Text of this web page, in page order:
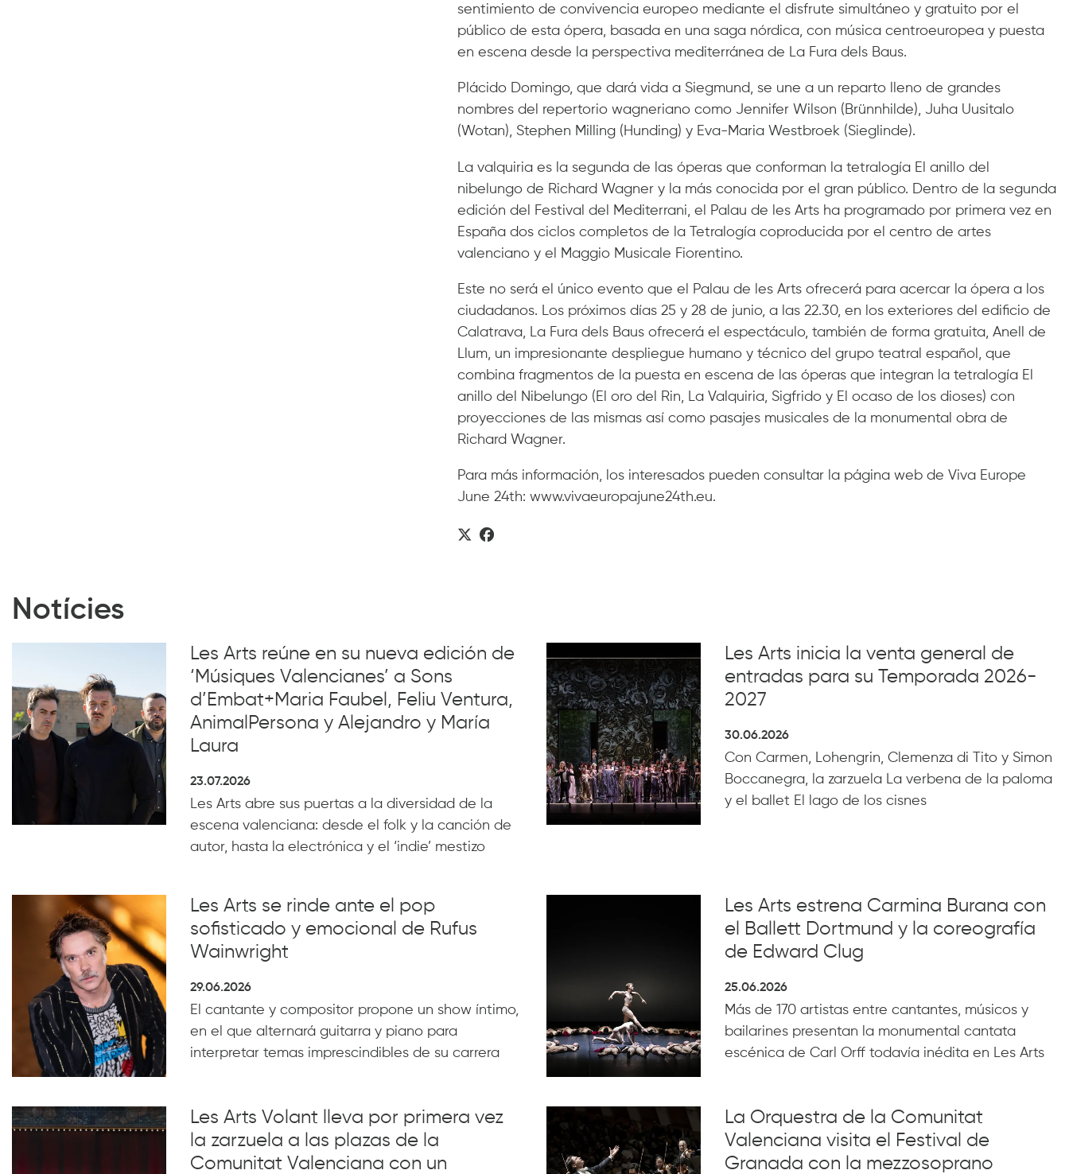
sentimiento de convivencia europeo mediante el disfrute simultáneo y gratuito por el
público de esta ópera, basada en una saga nórdica, con música centroeuropea y puesta
en escena desde la perspectiva mediterránea de La Fura dels Baus.
Plácido Domingo, que dará vida a Siegmund, se une a un reparto lleno de grandes
nombres del repertorio wagneriano como Jennifer Wilson (Brünnhilde), Juha Uusitalo
(Wotan), Stephen Milling (Hunding) y Eva-Maria Westbroek (Sieglinde).
La valquiria es la segunda de las óperas que conforman la tetralogía El anillo del
nibelungo de Richard Wagner y la más conocida por el gran público. Dentro de la segunda
edición del Festival del Mediterrani, el Palau de les Arts ha programado por primera vez en
España dos ciclos completos de la Tetralogía coproducida por el centro de artes
valenciano y el Maggio Musicale Fiorentino.
Este no será el único evento que el Palau de les Arts ofrecerá para acercar la ópera a los
ciudadanos. Los próximos días 25 y 28 de junio, a las 22.30, en los exteriores del edificio de
Calatrava, La Fura dels Baus ofrecerá el espectáculo, también de forma gratuita, Anell de
Llum, un impresionante despliegue humano y técnico del grupo teatral español, que
combina fragmentos de la puesta en escena de las óperas que integran la tetralogía El
anillo del Nibelungo (El oro del Rin, La Valquiria, Sigfrido y El ocaso de los dioses) con
proyecciones de las mismas así como pasajes musicales de la monumental obra de
Richard Wagner.
Para más información, los interesados pueden consultar la página web de Viva Europe
June 24th: www.vivaeuropajune24th.eu.
Notícies
Les Arts reúne en su nueva edición de
‘Músiques Valencianes’ a Sons
d’Embat+Maria Faubel, Feliu Ventura,
AnimalPersona y Alejandro y María
Laura
23.07.2026
Les Arts abre sus puertas a la diversidad de la
escena valenciana: desde el folk y la canción de
autor, hasta la electrónica y el ‘indie’ mestizo
Les Arts inicia la venta general de
entradas para su Temporada 2026-
2027
30.06.2026
Con Carmen, Lohengrin, Clemenza di Tito y Simon
Boccanegra, la zarzuela La verbena de la paloma
y el ballet El lago de los cisnes
Les Arts se rinde ante el pop
sofisticado y emocional de Rufus
Wainwright
29.06.2026
El cantante y compositor propone un show íntimo,
en el que alternará guitarra y piano para
interpretar temas imprescindibles de su carrera
Les Arts estrena Carmina Burana con
el Ballett Dortmund y la coreografía
de Edward Clug
25.06.2026
Más de 170 artistas entre cantantes, músicos y
bailarines presentan la monumental cantata
escénica de Carl Orff todavía inédita en Les Arts
Les Arts Volant lleva por primera vez
la zarzuela a las plazas de la
Comunitat Valenciana con un
La Orquestra de la Comunitat
Valenciana visita el Festival de
Granada con la mezzosoprano